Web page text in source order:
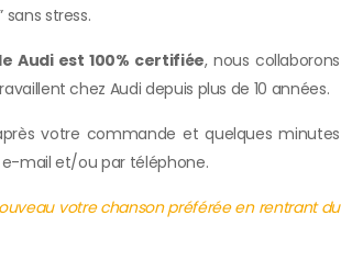
sans stress.
Audi est 100% certifiée, nous collaborons
chez Audi depuis plus de 10 années.
votre commande et quelques minutes
mail et/ou par téléphone.
votre chanson préférée en rentrant du